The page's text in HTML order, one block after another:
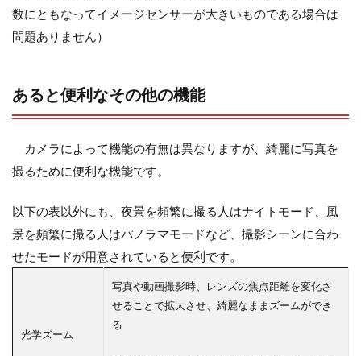
数にともなってイメージセンサーが大きいものである場合は
問題ありません）
あると便利なその他の機能
カメラによって機能の有無は異なりますが、綺麗に写真を
撮るために便利な機能です。
以下の表以外にも、夜景を頻繁に撮る人はナイトモード、風
景を頻繁に撮る人はパノラマモードなど、撮影シーンに合わ
せたモードが用意されていると便利です。
光学ズーム
写真や動画撮影時、レンズの焦点距離を変化さ
せることで拡大させ、綺麗なままズームができ
る